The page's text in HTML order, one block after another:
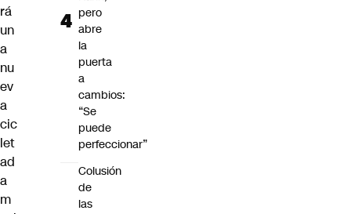
rá
un
a
nu
ev
a
cic
let
ad
a
m
pero
abre
la
puerta
a
cambios:
“Se
puede
perfeccionar”
Colusión
de
las